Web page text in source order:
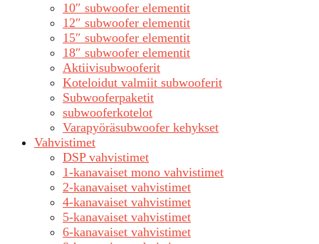
10″ subwoofer elementit
12″ subwoofer elementit
15″ subwoofer elementit
18″ subwoofer elementit
Aktiivisubwooferit
Koteloidut valmiit subwooferit
Subwooferpaketit
subwooferkotelot
Varapyöräsubwoofer kehykset
Vahvistimet
DSP vahvistimet
1-kanavaiset mono vahvistimet
2-kanavaiset vahvistimet
4-kanavaiset vahvistimet
5-kanavaiset vahvistimet
6-kanavaiset vahvistimet